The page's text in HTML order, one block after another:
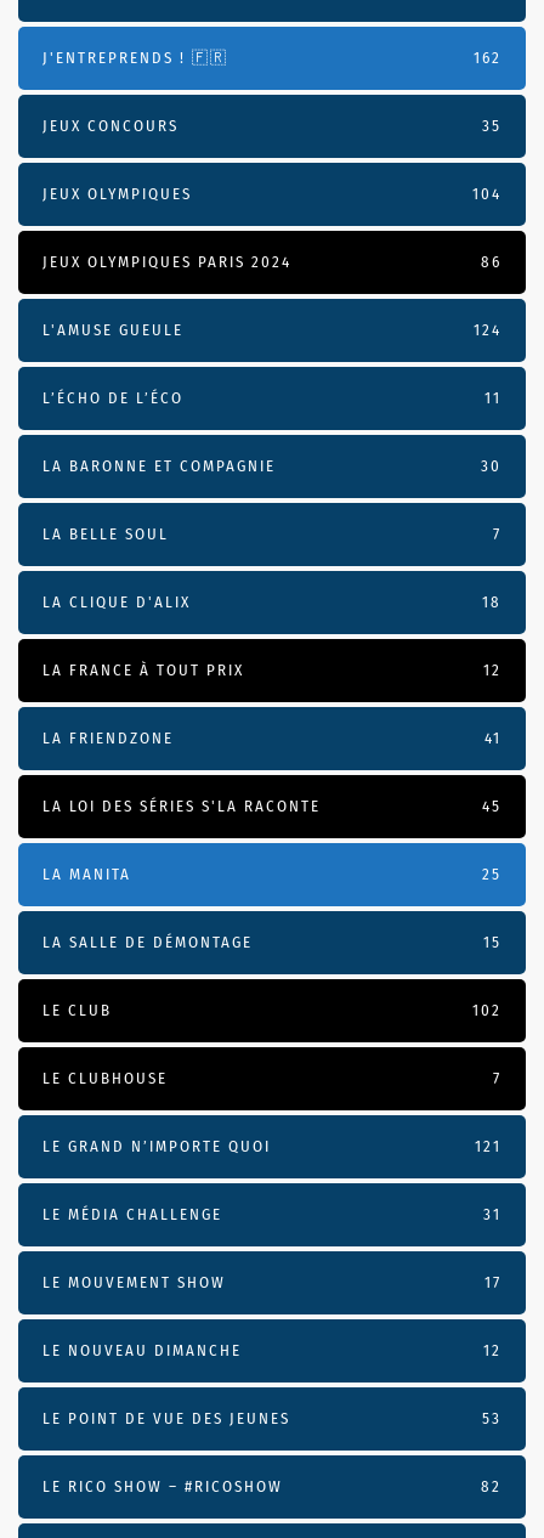
J'ENTREPRENDS ! 🇫🇷 162
JEUX CONCOURS 35
JEUX OLYMPIQUES 104
JEUX OLYMPIQUES PARIS 2024 86
L'AMUSE GUEULE 124
L’ÉCHO DE L’ÉCO 11
LA BARONNE ET COMPAGNIE 30
LA BELLE SOUL 7
LA CLIQUE D'ALIX 18
LA FRANCE À TOUT PRIX 12
LA FRIENDZONE 41
LA LOI DES SÉRIES S'LA RACONTE 45
LA MANITA 25
LA SALLE DE DÉMONTAGE 15
LE CLUB 102
LE CLUBHOUSE 7
LE GRAND N’IMPORTE QUOI 121
LE MÉDIA CHALLENGE 31
LE MOUVEMENT SHOW 17
LE NOUVEAU DIMANCHE 12
LE POINT DE VUE DES JEUNES 53
LE RICO SHOW – #RICOSHOW 82